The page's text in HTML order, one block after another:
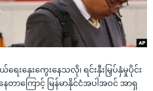
ား
ေးနှေးကွေးနေသလို၊ ရင်းနှီးမြှပ်နှံမှုပိုင်း
တာကြောင့် မြန်မာနိုင်ငံအပါအဝင် အာရှ